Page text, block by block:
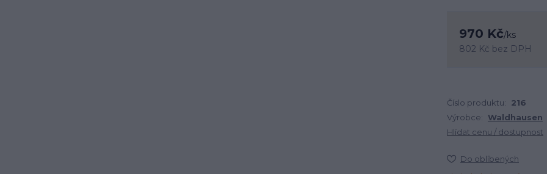
970 Kč/ks
802 Kč bez DPH
Číslo produktu: 216
Výrobce: Waldhausen
Hlídat cenu / dostupnost
Do oblíbených